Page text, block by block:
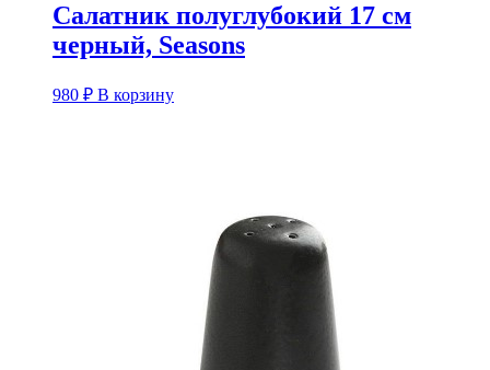
Салатник полуглубокий 17 см
черный, Seasons
980 ₽ В корзину